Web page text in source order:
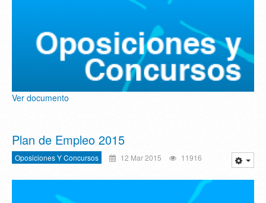
Ver documento
Plan de Empleo 2015
Oposiciones Y Concursos 12 Mar 2015 11916